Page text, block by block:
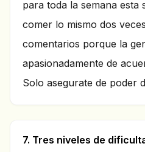
para toda la semana esta
comer lo mismo dos
comentarios porque la
apasionadamente de
Solo asegurate de poder
7. Tres niveles de